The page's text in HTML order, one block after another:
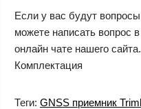
Если у вас будут
можете написать вопрос
онлайн чате нашего сайта.
Комплектация
Теги: GNSS приемник